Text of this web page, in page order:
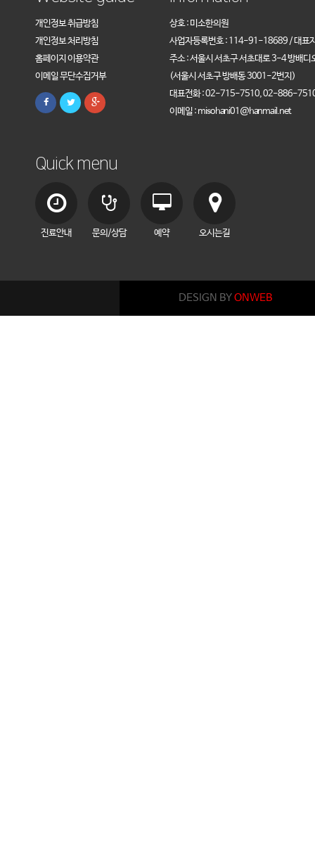
개인정보 취급방침
개인정보 처리방침
홈페이지 이용약관
이메일 무단수집거부
상호 : 미소한의원
사업자등록번호 : 114-91-18689 / 대표
주소 : 서울시 서초구 서초대로 3-4 방배
(서울시 서초구 방배동 3001-2번지)
대표전화 : 02-715-7510, 02-886-
이메일 : misohani01@hanmail.net
Quick menu
진료안내 문의/상담 예약 오시는길
DESIGN BYONWEB